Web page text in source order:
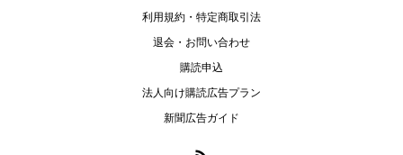
利用規約・特定商取引法
退会・お問い合わせ
購読申込
法人向け購読広告プラン
新聞広告ガイド